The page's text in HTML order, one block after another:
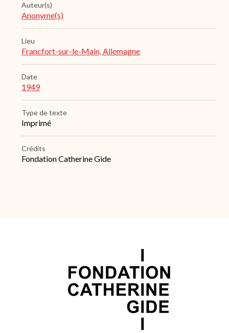
Auteur(s)
Anonyme(s)
Lieu
Francfort-sur-le-Main, Allemagne
Date
1949
Type de texte
Imprimé
Crédits
Fondation Catherine Gide